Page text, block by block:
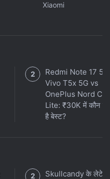
Xiaomi
Redmi Note 17
Vivo T5x 5G vs
OnePlus Nord
Lite: ₹30K में कौन
है बेस्ट?
Skullcandy के